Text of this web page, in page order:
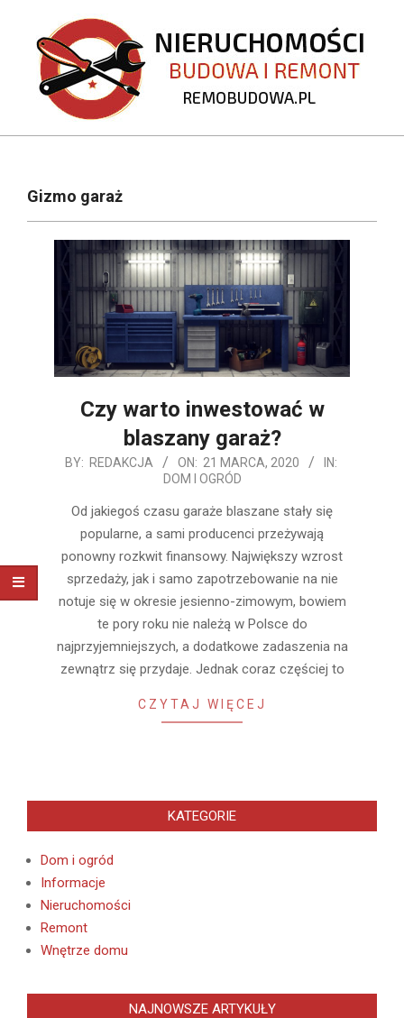
content
REMOBUDOWA.PL
NavigationGizmo garaż
Czy warto inwestować w
blaszany garaż?
2020-
BY: REDAKCJA ON: 21 MARCA, 2020
IN:
DOM I OGRÓD
Od jakiegoś czasu garaże blaszane stały się
popularne, a sami producenci przeżywają
ponowny rozkwit finansowy. Największy wzrost
sprzedaży, jak i samo zapotrzebowanie na nie
notuje się w okresie jesienno-zimowym, bowiem
te pory roku nie należą w Polsce do
najprzyjemniejszych, a dodatkowe zadaszenia na
zewnątrz się przydaje. Jednak coraz częściej to
CZYTAJ WIĘCEJ
KATEGORIE
Dom i ogród
Informacje
Nieruchomości
Remont
Wnętrze domu
NAJNOWSZE ARTYKUŁY